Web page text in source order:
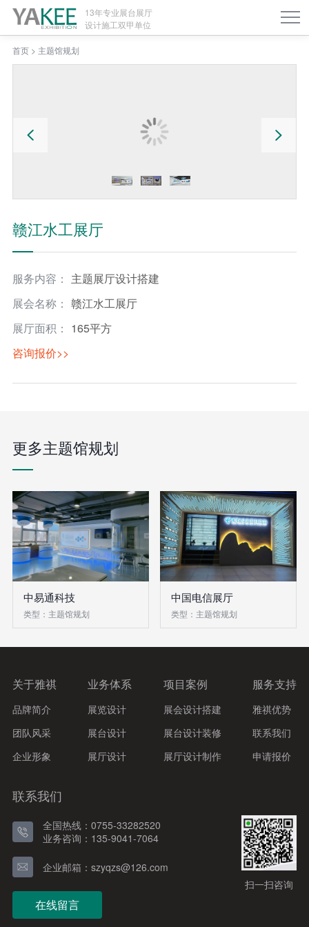
13年专业展台展厅
设计施工双甲单位
首页> 主题馆规划
赣江水工展厅
服务内容： 主题展厅设计搭建
展会名称： 赣江水工展厅
展厅面积： 165平方
咨询报价>>
更多主题馆规划
中易通科技
类型：主题馆规划
中国电信展厅
类型：主题馆规划
关于雅祺
品牌简介
团队风采
企业形象
业务体系
展览设计
展台设计
展厅设计
项目案例
展会设计搭建
展台设计装修
展厅设计制作
服务支持
雅祺优势
联系我们
申请报价
联系我们
全国热线：0755-33282520
业务咨询：135-9041-7064
企业邮箱：szyqzs@126.com
在线留言
扫一扫咨询